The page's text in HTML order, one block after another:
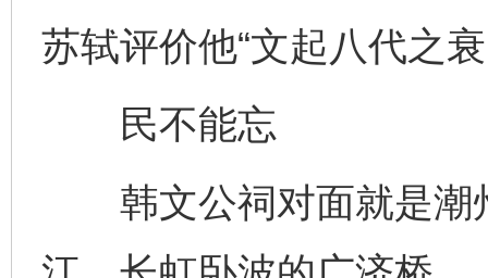
苏轼评价他“文起八代之
民不能忘
韩文公祠对面就是潮